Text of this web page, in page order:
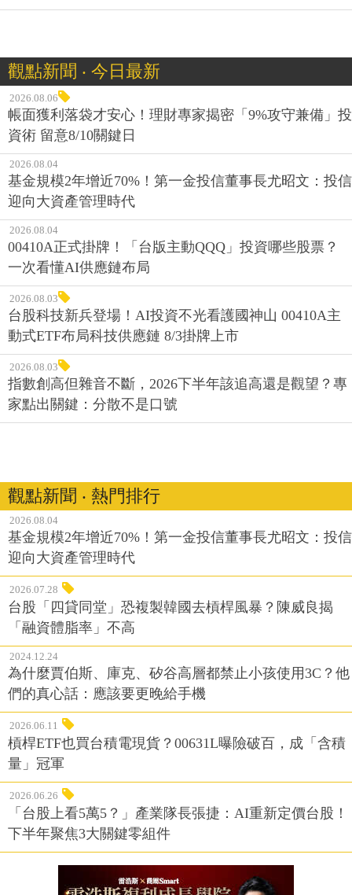
觀點新聞 ‧ 今日最新
2026.08.06
帳面獲利落袋才安心！理財專家揭密「9%攻守兼備」投
資術 留意8/10關鍵日
2026.08.04
基金規模2年增近70%！第一金投信董事長尤昭文：投信
迎向大資產管理時代
2026.08.04
00410A正式掛牌！「台版主動QQQ」投資哪些股票？
一次看懂AI供應鏈布局
2026.08.03
台股科技新兵登場！AI投資不光看護國神山 00410A主
動式ETF布局科技供應鏈 8/3掛牌上市
2026.08.03
指數創高但雜音不斷，2026下半年該追高還是觀望？專
家點出關鍵：分散不是口號
觀點新聞 ‧ 熱門排行
2026.08.04
基金規模2年增近70%！第一金投信董事長尤昭文：投信
迎向大資產管理時代
2026.07.28
台股「四貸同堂」恐複製韓國去槓桿風暴？陳威良揭
「融資體脂率」不高
2024.12.24
為什麼賈伯斯、庫克、矽谷高層都禁止小孩使用3C？他
們的真心話：應該要更晚給手機
2026.06.11
槓桿ETF也買台積電現貨？00631L曝險破百，成「含積
量」冠軍
2026.06.26
「台股上看5萬5？」產業隊長張捷：AI重新定價台股！
下半年聚焦3大關鍵零組件